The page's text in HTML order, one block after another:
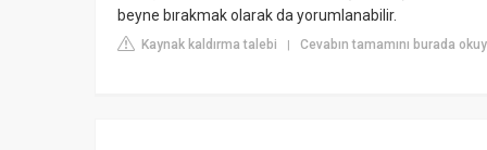
beyne bırakmak olarak da yorumlanabilir.
Kaynak kaldırma talebi | Cevabın tamamını burada